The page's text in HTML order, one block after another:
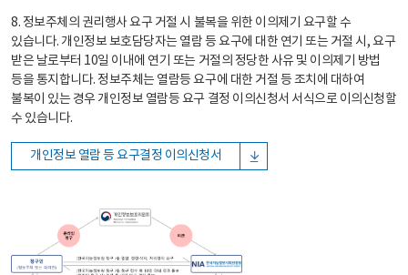
8. 정보주체의 권리행사 요구 거절 시 불복을 위한 이의제기 요구할 수
있습니다. 개인정보 보호담당자는 열람 등 요구에 대한 연기 또는 거절 시, 요구
받은 날로부터 10일 이내에 연기 또는 거절의 정당한 사유 및 이의제기 방법
등을 통지합니다. 정보주체는 열람등 요구에 대한 거절 등 조치에 대하여
불복이 있는 경우 개인정보 열람등 요구 결정 이의신청서 서식으로 이의신청할
수 있습니다.
개인정보 열람 등 요구결정 이의신청서